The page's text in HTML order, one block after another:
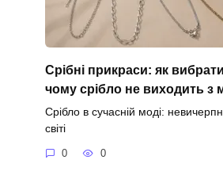
Срібні прикраси: як
чому срібло не виходить з
Срібло в сучасній моді:
світі
0 0